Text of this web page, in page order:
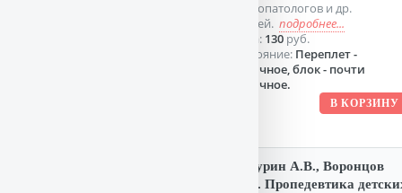
невропатологов и др.
врачей. подробнее...
Цена: 130руб.
Состояние: Переплет -
отличное, блок - почти
отличное.
Мазурин А.В., Воронцов
И.М. Пропедевтика